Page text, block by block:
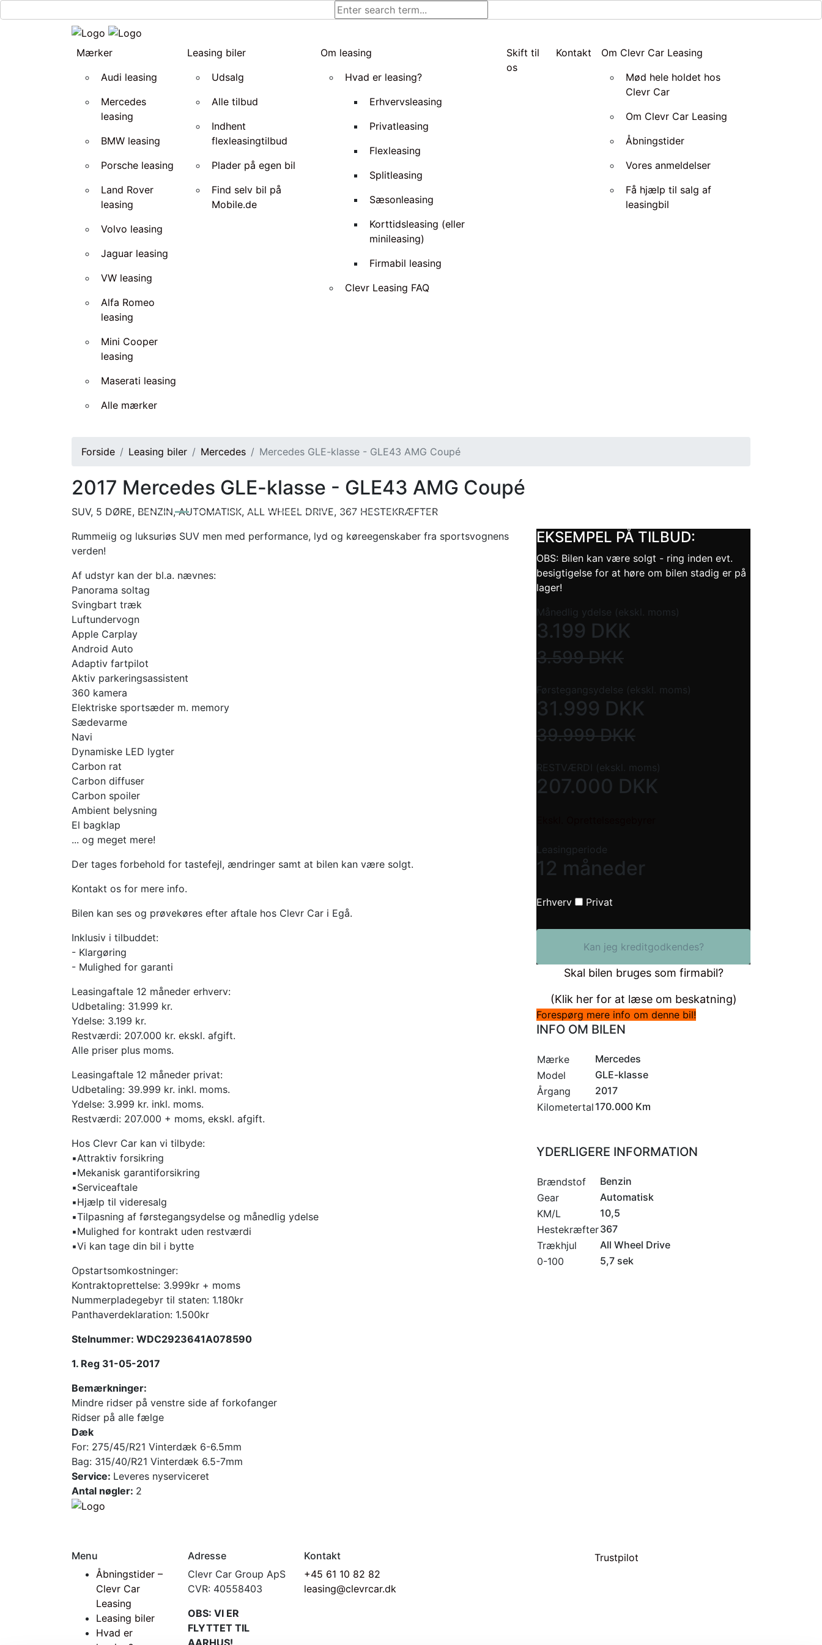
Mærker
Audi leasing
Mercedes
leasing
BMW leasing
Porsche leasing
Land Rover
leasing
Volvo leasing
Jaguar leasing
VW leasing
Alfa Romeo
leasing
Mini Cooper
leasing
Maserati leasing
Alle mærker
Leasing biler
Udsalg
Alle tilbud
Indhent
flexleasingtilbud
Plader på egen bil
Find selv bil på
Mobile.de
Om leasing
Hvad er leasing?
Erhvervsleasing
Privatleasing
Flexleasing
Splitleasing
Sæsonleasing
Korttidsleasing (eller
minileasing)
Firmabil leasing
Clevr Leasing FAQ
Skift til
os
Kontakt
Om Clevr Car Leasing
Mød hele holdet hos
Clevr Car
Om Clevr Car Leasing
Åbningstider
Vores anmeldelser
Få hjælp til salg af
leasingbil
Forside Leasing biler Mercedes Mercedes GLE-klasse - GLE43 AMG Coupé
2017 Mercedes GLE-klasse - GLE43 AMG Coupé
SUV, 5 DØRE, BENZIN, AUTOMATISK, ALL WHEEL DRIVE, 367 HESTEKRÆFTER
Rummelig og luksuriøs SUV men med performance, lyd og køreegenskaber fra sportsvognens
verden!
Af udstyr kan der bl.a. nævnes:
Panorama soltag
Svingbart træk
Luftundervogn
Apple Carplay
Android Auto
Adaptiv fartpilot
Aktiv parkeringsassistent
360 kamera
Elektriske sportsæder m. memory
Sædevarme
Navi
Dynamiske LED lygter
Carbon rat
Carbon diffuser
Carbon spoiler
Ambient belysning
El bagklap
... og meget mere!
Der tages forbehold for tastefejl, ændringer samt at bilen kan være solgt.
Kontakt os for mere info.
Bilen kan ses og prøvekøres efter aftale hos Clevr Car i Egå.
Inklusiv i tilbuddet:
- Klargøring
- Mulighed for garanti
Leasingaftale 12 måneder erhverv:
Udbetaling: 31.999 kr.
Ydelse: 3.199 kr.
Restværdi: 207.000 kr. ekskl. afgift.
Alle priser plus moms.
Leasingaftale 12 måneder privat:
Udbetaling: 39.999 kr. inkl. moms.
Ydelse: 3.999 kr. inkl. moms.
Restværdi: 207.000 + moms, ekskl. afgift.
Hos Clevr Car kan vi tilbyde:
▪️Attraktiv forsikring
▪️Mekanisk garantiforsikring
▪️Serviceaftale
▪️Hjælp til videresalg
▪️Tilpasning af førstegangsydelse og månedlig ydelse
▪️Mulighed for kontrakt uden restværdi
▪️Vi kan tage din bil i bytte
Opstartsomkostninger:
Kontraktoprettelse: 3.999kr + moms
Nummerpladegebyr til staten: 1.180kr
Panthaverdeklaration: 1.500kr
Stelnummer: WDC2923641A078590
1. Reg 31-05-2017
Bemærkninger:
Mindre ridser på venstre side af forkofanger
Ridser på alle fælge
Dæk
For: 275/45/R21 Vinterdæk 6-6.5mm
Bag: 315/40/R21 Vinterdæk 6.5-7mm
Service: Leveres nyserviceret
Antal nøgler: 2
EKSEMPEL PÅ TILBUD:
OBS: Bilen kan være solgt - ring inden evt.
besigtigelse for at høre om bilen stadig er på
lager!
Månedlig ydelse (ekskl. moms)
3.199 DKK
3.599DKK
Førstegangsydelse (ekskl. moms)
31.999 DKK
39.999DKK
RESTVÆRDI (ekskl. moms)
207.000 DKK
Leasingperiode
12 måneder
Erhverv Privat
Kan jeg kreditgodkendes?
Skal bilen bruges som firmabil?
(Klik her for at læse om beskatning)
Forespørg mere info om denne bil!
INFO OM BILEN
Mærke
Mercedes
Model
GLE-klasse
Årgang
2017
Kilometertal 170.000 Km
YDERLIGERE INFORMATION
Brændstof
Benzin
Gear
Automatisk
KM/L
10,5
Hestekræfter367
Trækhjul
All Wheel Drive
0-100
5,7 sek
Menu
Åbningstider –
Clevr Car
Leasing
Leasing biler
Hvad er
Adresse
Clevr Car Group ApS
CVR: 40558403
OBS: VI ER
FLYTTET TIL
Kontakt
+45 61 10 82 82
leasing@clevrcar.dk
Trustpilot